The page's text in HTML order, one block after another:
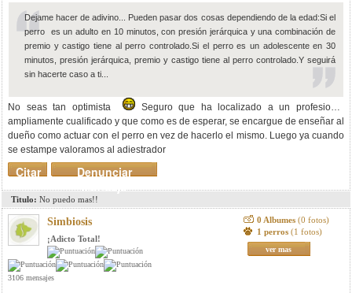
Dejame hacer de adivino... Pueden pasar dos cosas dependiendo de la edad:Si el
perro es un adulto en 10 minutos, con presión jerárquica y una combinación de
premio y castigo tiene al perro controlado.Si el perro es un adolescente en 30
minutos, presión jerárquica, premio y castigo tiene al perro controlado.Y seguirá
sin hacerte caso a ti...
No seas tan optimista
Seguro que ha localizado a un profesional
ampliamente cualificado y que como es de esperar, se encargue de enseñar al
dueño como actuar con el perro en vez de hacerlo el mismo. Luego ya cuando
se estampe valoramos al adiestrador
Denunciar
mensaje
Citar
Titulo: No puedo mas!!
Simbiosis
¡Adicto Total!
3106 mensajes
0 Albumes (0 fotos)
1 perros (1 fotos)
ver mas